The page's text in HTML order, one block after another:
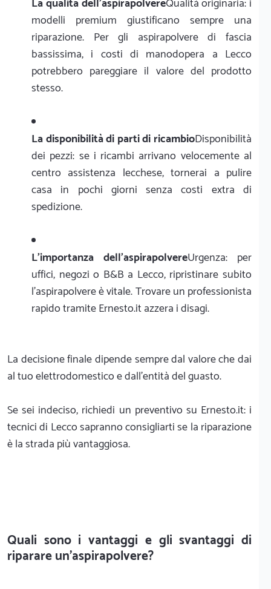
modelli premium giustificano sempre una
riparazione. Per gli aspirapolvere di fascia
bassissima, i costi di manodopera a Lecco
potrebbero pareggiare il valore del prodotto
stesso.
La disponibilità di parti di ricambioDisponibilità
dei pezzi: se i ricambi arrivano velocemente al
centro assistenza lecchese, tornerai a pulire
casa in pochi giorni senza costi extra di
spedizione.
L'importanza dell'aspirapolvereUrgenza: per
uffici, negozi o B&B a Lecco, ripristinare subito
l'aspirapolvere è vitale. Trovare un professionista
rapido tramite Ernesto.it azzera i disagi.
La decisione finale dipende sempre dal valore che dai
al tuo elettrodomestico e dall'entità del guasto.
Se sei indeciso, richiedi un preventivo su Ernesto.it: i
tecnici di Lecco sapranno consigliarti se la riparazione
è la strada più vantaggiosa.
Quali sono i vantaggi e gli svantaggi di
riparare un'aspirapolvere?